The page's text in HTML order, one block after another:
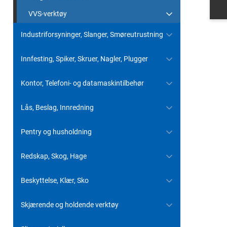
VVS-verktøy
Industriforsyninger, Slanger, Smøreutrustning
Innfesting, Spiker, Skruer, Nagler, Plugger
Kontor, Telefoni- og datamaskintilbehør
Lås, Beslag, Innredning
Pentry og husholdning
Redskap, Skog, Hage
Beskyttelse, Klær, Sko
Skjærende og holdende verktøy